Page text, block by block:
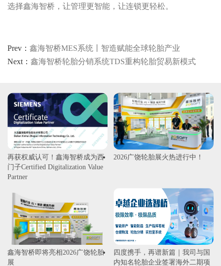
选择鑫海智桥，让管理更智能，让连锁更轻松。
Prev： 鑫海智桥MES系统丨智造赋能全球轮胎产业
Next： 鑫海智桥轮胎分销系统TDS重构轮胎贸易新模式
再获权威认可！鑫海智桥成为西
门子Certified Digitalization Value
Partner
2026广饶轮胎展火热进行中！
鑫海智桥即将亮相2026广饶轮胎
展
四度携手，再谱新篇｜我司与国
内知名轮胎企业签署海外二期项